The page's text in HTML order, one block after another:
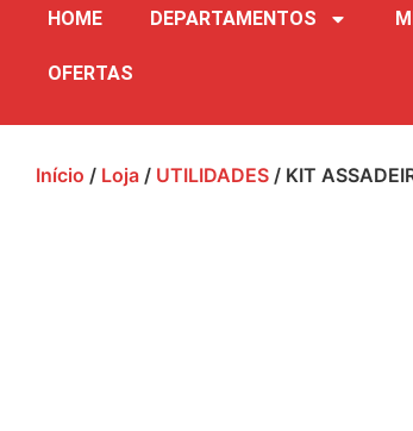
HOME DEPARTAMENTOS
OFERTAS
Início / Loja / UTILIDADES / KIT